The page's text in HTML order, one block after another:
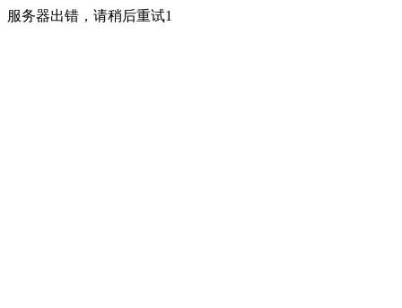
服务器出错，请稍后重试1